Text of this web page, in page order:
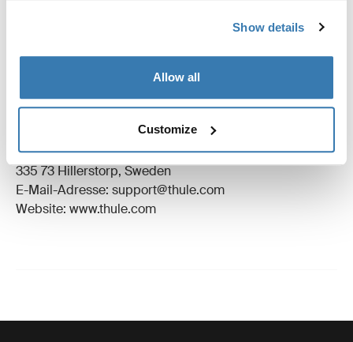
Show details
Allow all
Customize
Herstellungsinformationen
Eingetragenes Warenzeichen: Thule Schweden AB
Name des Herstellers: Thule Schweden
Adresse des Herstellers: Borggatan 5,
335 73 Hillerstorp, Sweden
E-Mail-Adresse: support@thule.com
Website: www.thule.com